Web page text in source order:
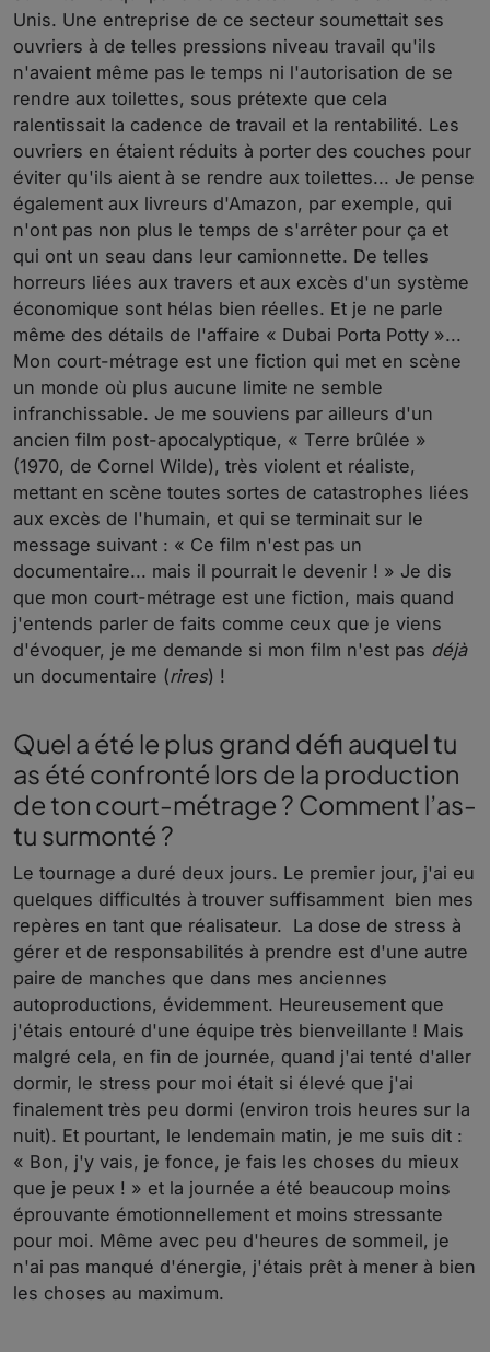
Unis. Une entreprise de ce secteur soumettait ses
ouvriers à de telles pressions niveau travail qu'ils
n'avaient même pas le temps ni l'autorisation de se
rendre aux toilettes, sous prétexte que cela
ralentissait la cadence de travail et la rentabilité. Les
ouvriers en étaient réduits à porter des couches pour
éviter qu'ils aient à se rendre aux toilettes... Je pense
également aux livreurs d'Amazon, par exemple, qui
n'ont pas non plus le temps de s'arrêter pour ça et
qui ont un seau dans leur camionnette. De telles
horreurs liées aux travers et aux excès d'un système
économique sont hélas bien réelles. Et je ne parle
même des détails de l'affaire « Dubai Porta Potty »...
Mon court-métrage est une fiction qui met en scène
un monde où plus aucune limite ne semble
infranchissable. Je me souviens par ailleurs d'un
ancien film post-apocalyptique, « Terre brûlée »
(1970, de Cornel Wilde), très violent et réaliste,
mettant en scène toutes sortes de catastrophes liées
aux excès de l'humain, et qui se terminait sur le
message suivant : « Ce film n'est pas un
documentaire... mais il pourrait le devenir ! » Je dis
que mon court-métrage est une fiction, mais quand
j'entends parler de faits comme ceux que je viens
d'évoquer, je me demande si mon film n'est pas déjà
un documentaire (rires) !
Quel a été le plus grand défi auquel tu
as été confronté lors de la production
de ton court-métrage ? Comment l’as-
tu surmonté ?
Le tournage a duré deux jours. Le premier jour, j'ai eu
quelques difficultés à trouver suffisamment bien mes
repères en tant que réalisateur. La dose de stress à
gérer et de responsabilités à prendre est d'une autre
paire de manches que dans mes anciennes
autoproductions, évidemment. Heureusement que
j'étais entouré d'une équipe très bienveillante ! Mais
malgré cela, en fin de journée, quand j'ai tenté d'aller
dormir, le stress pour moi était si élevé que j'ai
finalement très peu dormi (environ trois heures sur la
nuit). Et pourtant, le lendemain matin, je me suis dit :
« Bon, j'y vais, je fonce, je fais les choses du mieux
que je peux ! » et la journée a été beaucoup moins
éprouvante émotionnellement et moins stressante
pour moi. Même avec peu d'heures de sommeil, je
n'ai pas manqué d'énergie, j'étais prêt à mener à bien
les choses au maximum.